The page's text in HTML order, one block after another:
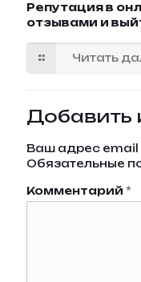
Репутация в
отзывами и
Читать
Добавить
Ваш адрес email
Обязательные
Комментарий *